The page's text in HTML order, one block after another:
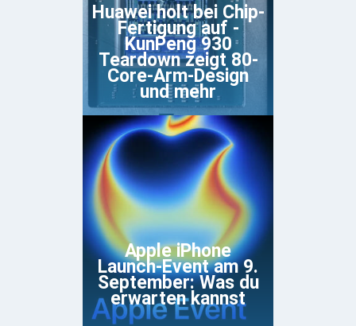
Huawei holt bei Chip-
Fertigung auf -
KunPeng 930
Teardown zeigt 80-
Core-Arm-Design
und mehr
Apple iPhone
Launch-Event am 9.
September: Was du
erwarten kannst